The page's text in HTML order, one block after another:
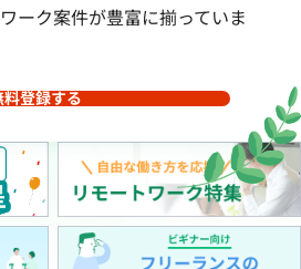
ーク案件が豊富に揃っていま
料登録する